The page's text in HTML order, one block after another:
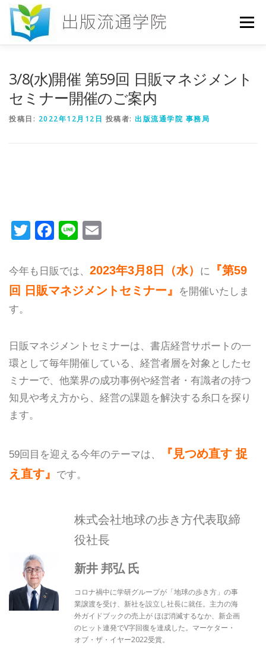
メニュー
3/8(水)開催 第59回 日販マネジメント
セミナー開催のご案内
投稿日: 2022年12月12日 投稿者: 出版流通学院 事務局
Twitter
Facebook
Line
今年も日販では、 2023年3月8日（水） に 『第59
回 日販マネジメントセミナー』
を開催いたしま
す。
日販マネジメントセミナーは、書店経営サポートの一
環として毎年開催している、経営者層を対象としたセ
ミナーで、他業界の成功事例や経営者・有識者の持つ
知見や考え方から、経営の課題を解決する糸口を探り
ます。
59回目を迎える今年のテーマは、
『見つめ直す 捉
え直す』 です。
株式会社地球の歩き方代表取締
役社長
新井 邦弘 氏
コロナ禍中に学研グループが「地球の歩き方」の事
業譲渡を受け、新社を設立し社長に就任。主力の海
外ガイドブックの売上が ほぼ消滅するなか、新企画
のヒット連発でV字回復を達成した。マーケター・
オブ・ザ・イヤー2022受賞。